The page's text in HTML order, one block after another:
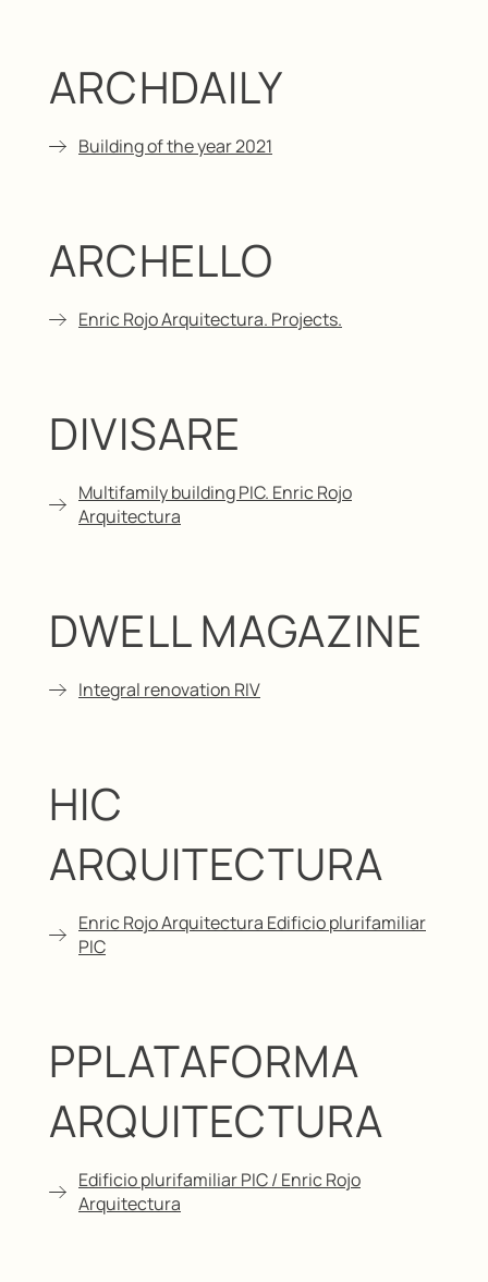
ARCHDAILY
Building of the year 2021
ARCHELLO
Enric Rojo Arquitectura. Projects.
DIVISARE
Multifamily building PIC. Enric Rojo
Arquitectura
DWELL MAGAZINE
Integral renovation RIV
HIC
ARQUITECTURA
Enric Rojo Arquitectura Edificio plurifamiliar
PIC
PPLATAFORMA
ARQUITECTURA
Edificio plurifamiliar PIC / Enric Rojo
Arquitectura